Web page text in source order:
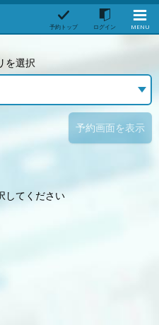
予約トップ ログイン MENU
を選択
予約画面を表示
してください